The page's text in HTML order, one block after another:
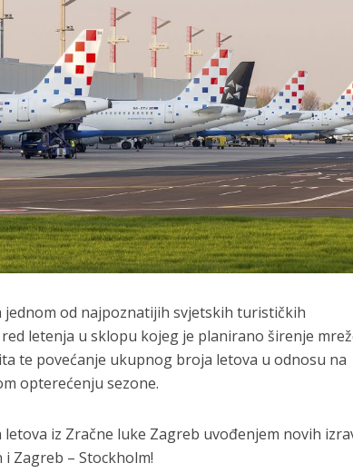
od najpoznatijih svjetskih turističkih
letenja u sklopu kojeg je planirano širenje
te povećanje ukupnog broja letova u odnosu na
opterećenju sezone.
iz Zračne luke Zagreb uvođenjem novih
Zagreb – Stockholm!